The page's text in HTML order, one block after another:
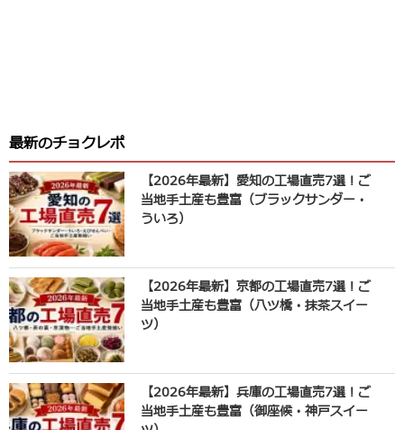
最新のチョクレポ
【2026年最新】愛知の工場直売7選！ご
当地手土産も豊富（ブラックサンダー・
ういろ）
【2026年最新】京都の工場直売7選！ご
当地手土産も豊富（八ツ橋・抹茶スイー
ツ）
【2026年最新】兵庫の工場直売7選！ご
当地手土産も豊富（御座候・神戸スイー